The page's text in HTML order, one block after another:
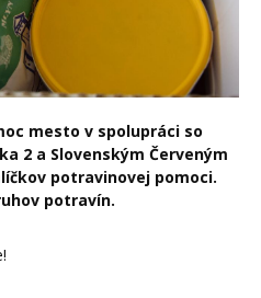
mesto v spolupráci so
2 a Slovenským Červeným
potravinovej pomoci.
potravín.